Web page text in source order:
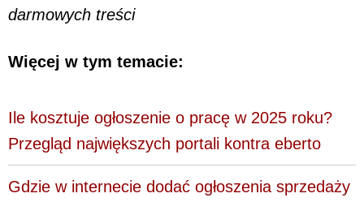
darmowych treści
Więcej w tym temacie:
Ile kosztuje ogłoszenie o pracę w 2025 roku?
Przegląd największych portali kontra eberto
Gdzie w internecie dodać ogłoszenia sprzedaży